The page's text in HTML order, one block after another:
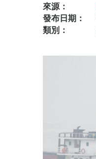
來源：
發布日期：
類別：